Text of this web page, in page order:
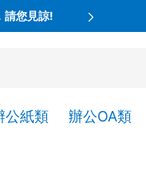
請您見諒!
公紙類 辦公OA類